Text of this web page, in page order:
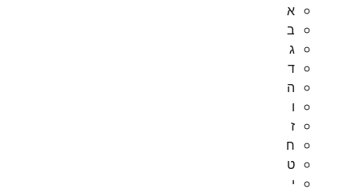
א
ב
ג
ד
ה
ו
ז
ח
ט
י